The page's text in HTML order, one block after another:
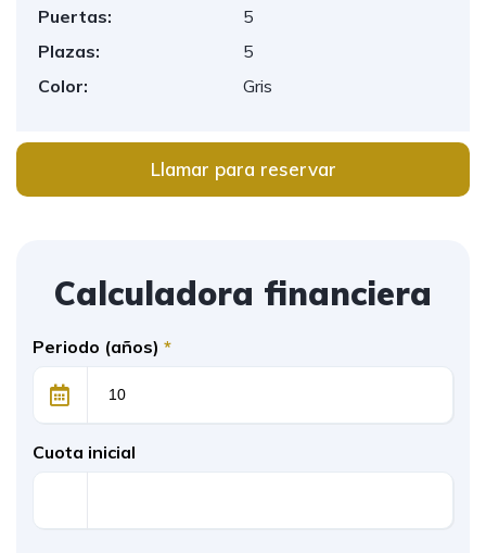
Puertas:
5
Plazas:
5
Color:
Gris
Llamar para reservar
Calculadora financiera
Periodo (años) *
Cuota inicial